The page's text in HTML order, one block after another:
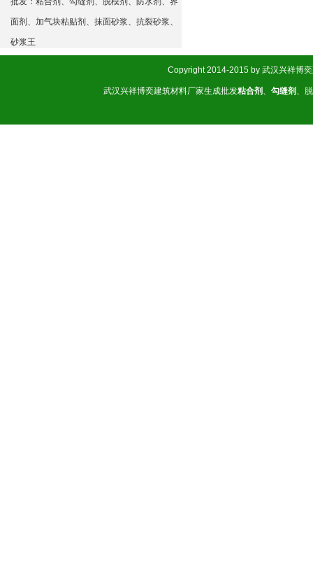
面剂、加气块粘贴剂、抹面砂浆、抗裂砂浆、
砂浆王
Copyright 2014-2015 by 武汉兴祥博
武汉兴祥博奕建筑材料厂家生成批发粘合剂 、 勾缝剂 、